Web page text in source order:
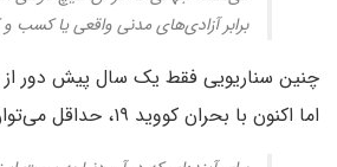
برابر آزادی‌های مدنی واقعی یا کسب و
چنین سناریویی فقط یک سال پیش دور
اما اکنون با بحران کووید ۱۹، حداقل می‌توان آن را تصور کرد.